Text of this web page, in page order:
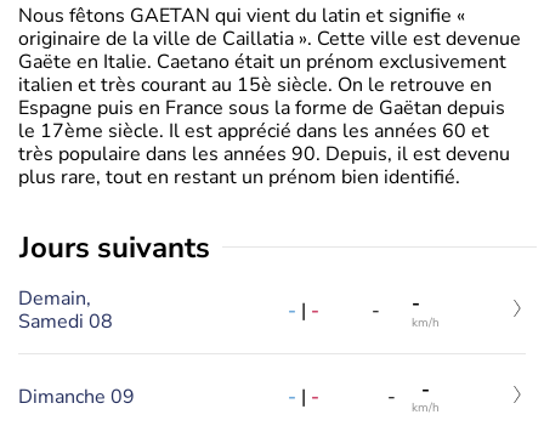
Nous fêtons GAETAN qui vient du latin et signifie «
originaire de la ville de Caillatia ». Cette ville est devenue
Gaëte en Italie. Caetano était un prénom exclusivement
italien et très courant au 15è siècle. On le retrouve en
Espagne puis en France sous la forme de Gaëtan depuis
le 17ème siècle. Il est apprécié dans les années 60 et
très populaire dans les années 90. Depuis, il est devenu
plus rare, tout en restant un prénom bien identifié.
jours suivants
Demain,
Samedi 08
- | - - -
km/h
Dimanche 09 - | - - -
km/h